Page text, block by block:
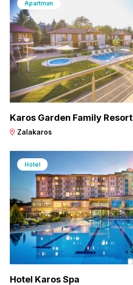
Apartman
Karos Garden Family Resort
Zalakaros
Hotel
Hotel Karos Spa